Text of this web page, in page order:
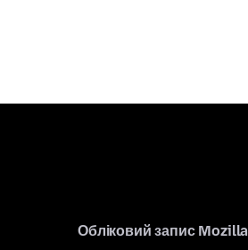
Обліковий запис Mozilla